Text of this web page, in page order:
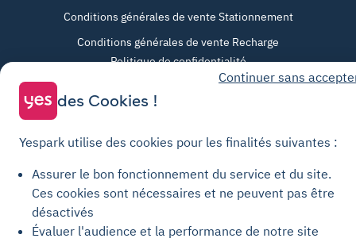
Conditions générales de vente Stationnement
Conditions générales de vente Recharge
Politique de confidentialité
Politique relative aux cookies
Mentions légales
Continuer sans
des Cookies !
Yespark utilise des cookies pour les finalités suivantes :
Assurer le bon fonctionnement du service et du site.
Ces cookies sont nécessaires et ne peuvent pas être
désactivés
Évaluer l'audience et la performance de notre site